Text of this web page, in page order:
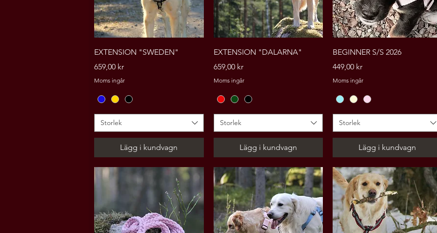
Snabbvisning
EXTENSION "SWEDEN"
Pris
659,00 kr
Moms ingår
Storlek
Lägg i kundvagn
Snabbvisning
EXTENSION "DALARNA"
Pris
659,00 kr
Moms ingår
Storlek
Lägg i kundvagn
Snabbvisning
BEGINNER S/S 2026
Pris
449,00 kr
Moms ingår
Storlek
Lägg i kundvagn